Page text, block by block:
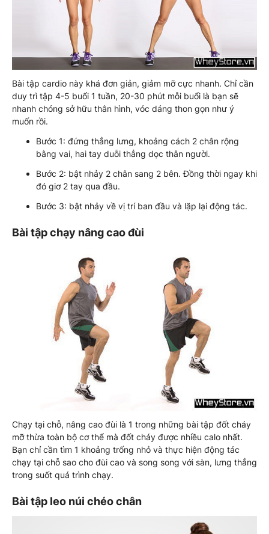
Bài tập cardio này khá đơn giản, giảm mỡ cực nhanh. Chỉ cần
duy trì tập 4-5 buổi 1 tuần, 20-30 phút mỗi buổi là bạn sẽ
nhanh chóng sở hữu thân hình, vóc dáng thon gọn như ý
muốn rồi.
Bước 1: đứng thẳng lưng, khoảng cách 2 chân rộng
bằng vai, hai tay duỗi thẳng dọc thân người.
Bước 2: bật nhảy 2 chân sang 2 bên. Đồng thời ngay khi
đó giơ 2 tay qua đầu.
Bước 3: bật nhảy về vị trí ban đầu và lặp lại động tác.
Bài tập chạy nâng cao đùi
Chạy tại chỗ, nâng cao đùi là 1 trong những bài tập đốt cháy
mỡ thừa toàn bộ cơ thể mà đốt cháy được nhiều calo nhất.
Bạn chỉ cần tìm 1 khoảng trống nhỏ và thực hiện động tác
chạy tại chỗ sao cho đùi cao và song song với sàn, lưng thẳng
trong suốt quá trình chạy.
Bài tập leo núi chéo chân